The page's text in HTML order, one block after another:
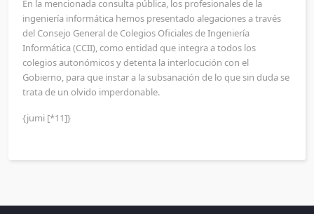
En la mencionada consulta pública, los profesionales de la
ingeniería informática hemos presentado alegaciones a través
del Consejo General de Colegios Oficiales de Ingeniería
Informática (CCII), como entidad que integra a todos los
colegios autonómicos y detenta la interlocución con el
Gobierno, para que instar a la subsanación de lo que sin duda se
trata de un olvido imperdonable.
{jumi [*11]}